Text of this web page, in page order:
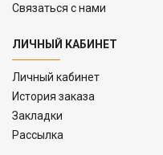
Связаться с нами
ЛИЧНЫЙ КАБИНЕТ
Личный кабинет
История заказа
Закладки
Рассылка